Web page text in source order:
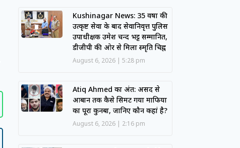
Kushinagar News: 35 वर्षों की
उत्कृष्ट सेवा के बाद सेवानिवृत्त पुलिस
उपाधीक्षक उमेश चन्द भट्ट सम्मानित,
डीजीपी की ओर से मिला स्मृति चिह्न
August 6, 2026 5:28 pm
Atiq Ahmed का अंत: असद से
आबान तक कैसे सिमट गया माफिया
का पूरा कुनबा, जानिए कौन कहां है?
August 6, 2026 2:16 pm